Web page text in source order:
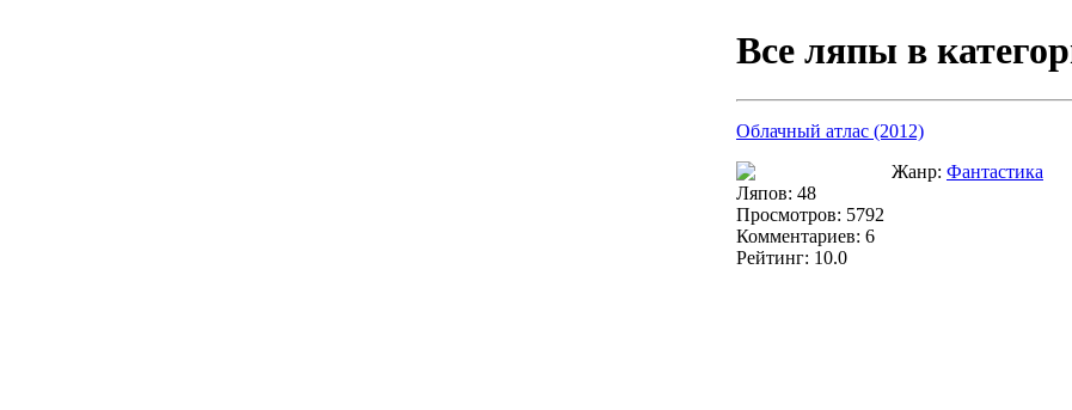
Все ляпы в
Облачный атлас (2012)
Жанр: Фантастика
Ляпов: 48
Просмотров: 5792
Комментариев: 6
Рейтинг: 10.0